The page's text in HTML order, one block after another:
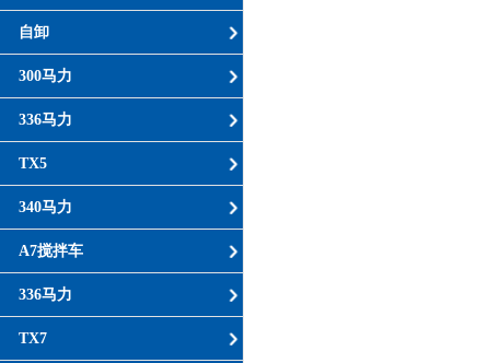
自卸
300马力
336马力
TX5
340马力
A7搅拌车
336马力
TX7